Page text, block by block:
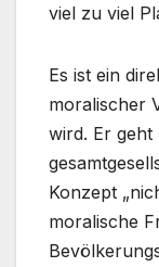
viel zu viel
Es ist ein
moralischer
wird. Er geht
Konzept
moralische